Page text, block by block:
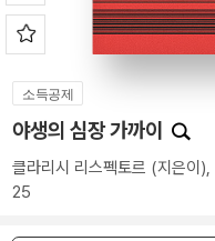
소득공제
야생의 심장 가까이
클라리시 리스펙토르 (지은이),
25